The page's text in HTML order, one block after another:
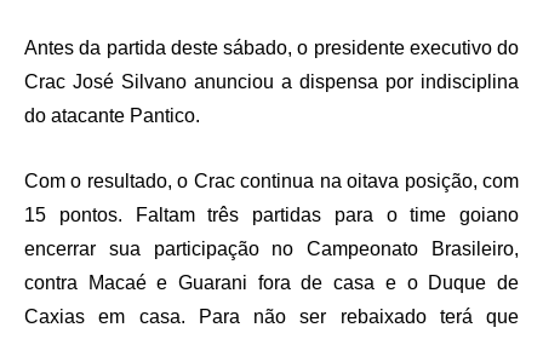
Antes da partida deste sábado, o presidente executivo do
Crac José Silvano anunciou a dispensa por indisciplina
do atacante Pantico.
Com o resultado, o Crac continua na oitava posição, com
15 pontos. Faltam três partidas para o time goiano
encerrar sua participação no Campeonato Brasileiro,
contra Macaé e Guarani fora de casa e o Duque de
Caxias em casa. Para não ser rebaixado terá que